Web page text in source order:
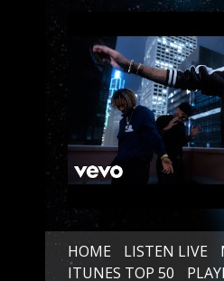
HOME LISTEN LIVE
ITUNES TOP 50